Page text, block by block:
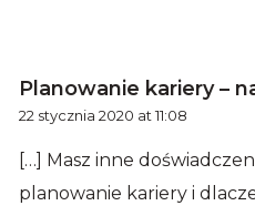
Planowanie kariery –
22 stycznia 2020 at 11:08
[…] Masz inne
planowanie kariery i